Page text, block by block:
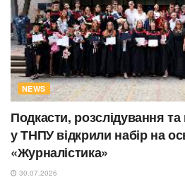
NEWS
Подкасти, розслідування
у ТНПУ відкрили набір на
«Журналістика»
30.07.2026